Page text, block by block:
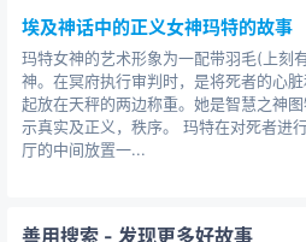
埃及神话中的正义女神玛特的故事
玛特女神的艺术形象为一配带羽毛(上刻
神。在冥府执行审判时，是将死者的心
起放在天秤的两边称重。她是智慧之神
示真实及正义，秩序。 玛特在对死者进
厅的中间放置一...
善用搜索 - 发现更多好故事